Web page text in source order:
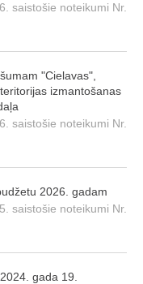
saistošie noteikumi Nr.
"Cielavas",
izmantošanas
saistošie noteikumi Nr.
2026. gadam
saistošie noteikumi Nr.
gada 19.